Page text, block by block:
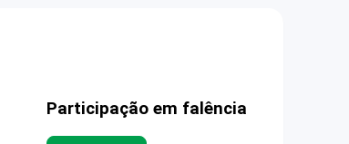
Participação em falência